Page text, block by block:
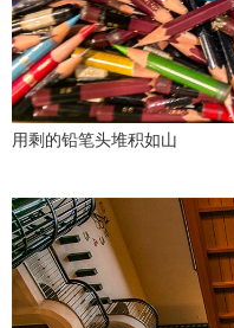
用剩的铅笔头堆积如山